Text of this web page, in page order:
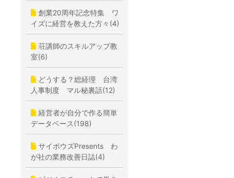
創業20周年記念特集 ワ
イズに経営を教えた方々(4)
荘講師のスキルアップ教
室(6)
どうする？総経理 台湾
人事制度 マル秘裏話(12)
経営者が自分で作る簡単
データベース(198)
サイボウズPresents わ
が社の業務改善日誌(4)